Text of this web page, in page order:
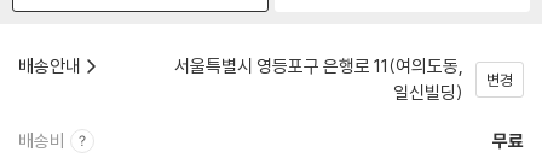
배송안내
서울특별시 영등포구 은행로 11(여의도동,
일신빌딩)
변경
배송비 무료